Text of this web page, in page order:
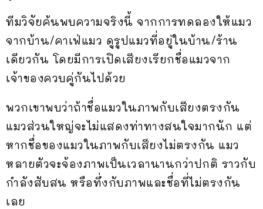
ทีมวิจัยค้นพบความจริงนี้ จากการทดลองให้แมว
จากบ้าน/คาเฟ่แมว ดูรูปแมวที่อยู่ในบ้าน/ร้าน
เดียวกัน โดยมีการเปิดเสียงเรียกชื่อแมวจาก
เจ้าของควบคู่กันไปด้วย
พวกเขาพบว่าถ้าชื่อแมวในภาพกับเสียงตรงกัน
แมวส่วนใหญ่จะไม่แสดงท่าทางสนใจมากนัก แต่
หากชื่อของแมวในภาพกับเสียงไม่ตรงกัน แมว
หลายตัวจะจ้องภาพเป็นเวลานานกว่าปกติ ราวกับ
กำลังสับสน หรือทึ่งกับภาพและชื่อที่ไม่ตรงกัน
เลย